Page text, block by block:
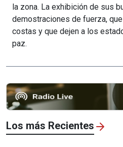
la zona. La exhibición de sus
demostraciones de fuerza,
costas y que dejen a los
paz.
Los más Recientes